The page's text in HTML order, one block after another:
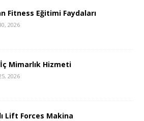
Fitness Eğitimi Faydaları
2026
Mimarlık Hizmeti
2026
Lift Forces Makina